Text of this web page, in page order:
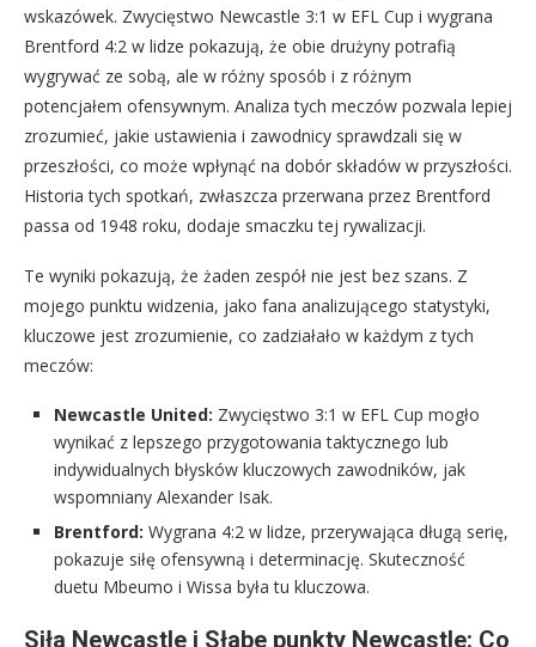
wskazówek. Zwycięstwo Newcastle 3:1 w EFL Cup i wygrana
Brentford 4:2 w lidze pokazują, że obie drużyny potrafią
wygrywać ze sobą, ale w różny sposób i z różnym
potencjałem ofensywnym. Analiza tych meczów pozwala lepiej
zrozumieć, jakie ustawienia i zawodnicy sprawdzali się w
przeszłości, co może wpłynąć na dobór składów w przyszłości.
Historia tych spotkań, zwłaszcza przerwana przez Brentford
passa od 1948 roku, dodaje smaczku tej rywalizacji.
Te wyniki pokazują, że żaden zespół nie jest bez szans. Z
mojego punktu widzenia, jako fana analizującego statystyki,
kluczowe jest zrozumienie, co zadziałało w każdym z tych
meczów:
Newcastle United: Zwycięstwo 3:1 w EFL Cup mogło
wynikać z lepszego przygotowania taktycznego lub
indywidualnych błysków kluczowych zawodników, jak
wspomniany Alexander Isak.
Brentford: Wygrana 4:2 w lidze, przerywająca długą serię,
pokazuje siłę ofensywną i determinację. Skuteczność
duetu Mbeumo i Wissa była tu kluczowa.
Siła Newcastle i Słabe punkty Newcastle: Co